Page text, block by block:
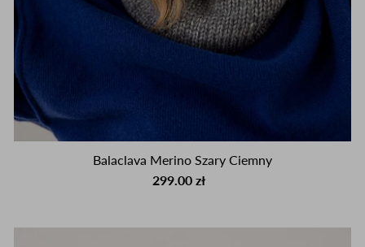
Balaclava Merino Szary Ciemny
299.00 zł